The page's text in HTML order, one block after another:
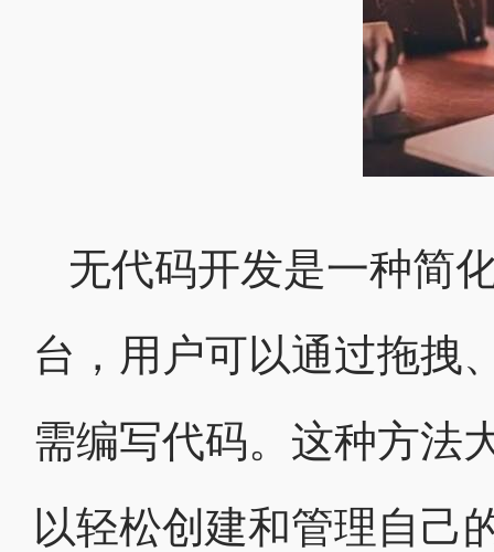
无代码开发是一种简
台，用户可以通过拖拽
需编写代码。这种方法
以轻松创建和管理自己